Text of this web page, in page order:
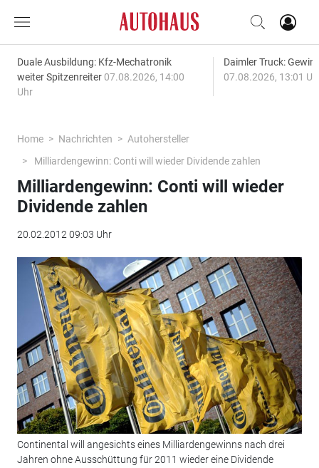
Duale Ausbildung: Kfz-Mechatronik
weiter Spitzenreiter 07.08.2026, 14:00
Uhr
Daimler Truck:
07.08.2026, 13:01
Home Nachrichten
Autohersteller
Milliardengewinn: Conti will wieder Dividende zahlen
Milliardengewinn: Conti will wieder
Dividende zahlen
20.02.2012 09:03 Uhr
Continental will angesichts eines Milliardengewinns nach drei
Jahren ohne Ausschüttung für 2011 wieder eine Dividende